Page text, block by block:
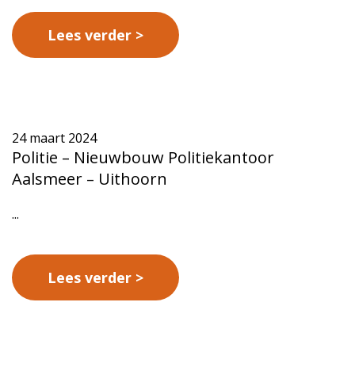
Lees verder
24 maart 2024
Politie – Nieuwbouw Politiekantoor
Aalsmeer – Uithoorn
...
Lees verder